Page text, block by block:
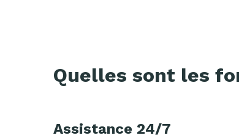
Quelles sont les
Assistance 24/7